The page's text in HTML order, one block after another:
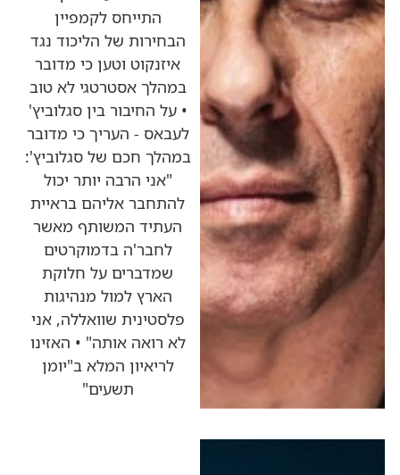
התייחס לקמפיין
הבחירות של הליכוד נגד
איזנקוט וטען כי מדובר
במהלך אסטרטגי לא טוב
• על החיבור בין סגלוביץ'
לעבאס - העריך כי מדובר
במהלך חכם של סגלוביץ':
"אני הרבה יותר יכול
להתחבר אליהם בראיית
העתיד המשותף מאשר
לחבר'ה בדמוקרטים
שמדברים על חלוקת
הארץ למול מנהיגות
פלסטינית שוואללה, אני
לא רואה אותה" • האזינו
לריאיון המלא ב"יומן
תשעים"